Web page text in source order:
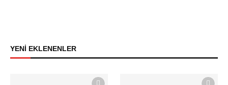
YENİ EKLENENLER